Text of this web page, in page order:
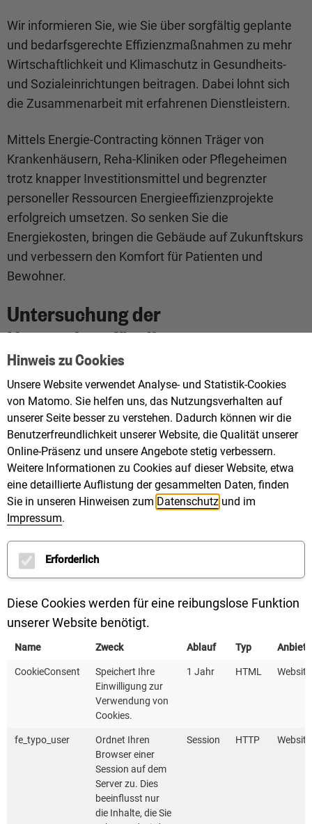
Wir informieren Sie, wie Sie über sorgfältig geplante
und bedarfsgerechte Effizienzmaßnahmen zu mehr
Wirtschaftlichkeit und Klimaschutz in Gesundheits-
und Sozialeinrichtungen beitragen. Dabei lohnt sich
die Zusammenarbeit mit erfahrenen Dienstleistern.
Mittels Energie-Contracting können Träger von
Krankenhäusern, Reha-Kliniken oder Pflegeheimen
trotz knapper Investitionsmittel und begrenzter
personeller Ressourcen Energieeffizienzprojekte
erfolgreich umsetzen. So senken Sie die
Energiekosten, bringen die Gebäude auf Zukunftskurs
und verbessern den Komfort für Patienten und
Bewohner.
Untersuchung der
Hemmnisse für die
Finanzierung von
Energiesparmaßnahmen in
Pflegeheimen und Vorstellung
von Lösungsansätzen
Finanzierungsübersicht für
Effizienzmaßnahmen in
Sozialeinrichtungen
Info-Broschüre und Praxis-
Beispiele
Hinweis zu Cookies
Unsere Website verwendet Analyse- und Statistik-Cookies
von Matomo. Sie helfen uns, das Nutzungsverhalten auf
unserer Seite besser zu verstehen. Dadurch können wir die
Benutzerfreundlichkeit unserer Website, die Qualität unserer
Online-Präsenz und unsere Angebote stetig verbessern.
Weitere Informationen zu Cookies auf dieser Website, etwa
eine detaillierte Auflistung der gesammelten Daten, finden
Sie in unseren Hinweisen zum Datenschutz und im
Impressum.
Erforderlich
Diese Cookies werden für eine reibungslose Funktion
unserer Website benötigt.
Name Zweck Ablauf Typ
CookieConsent
Speichert Ihre
Einwilligung zur
Verwendung von
Cookies.
1 Jahr HTML Website
fe_typo_user
Ordnet Ihren
Browser einer
Session auf dem
Server zu. Dies
beeinflusst nur
die Inhalte, die Sie
Session HTTP Website